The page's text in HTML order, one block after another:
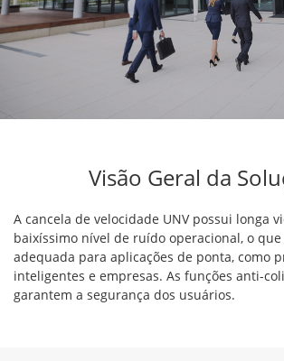
Visão Geral da
A cancela de velocidade UNV possui longa
baixíssimo nível de ruído operacional, o
adequada para aplicações de ponta, como
inteligentes e empresas. As funções anti-
garantem a segurança dos usuários.